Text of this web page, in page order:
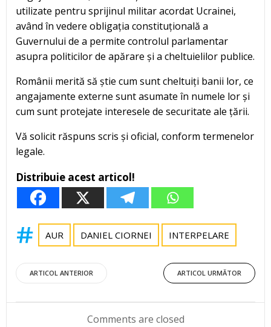
utilizate pentru sprijinul militar acordat Ucrainei,
având în vedere obligația constituțională a
Guvernului de a permite controlul parlamentar
asupra politicilor de apărare și a cheltuielilor publice.
Românii merită să știe cum sunt cheltuiți banii lor, ce
angajamente externe sunt asumate în numele lor și
cum sunt protejate interesele de securitate ale țării.
Vă solicit răspuns scris și oficial, conform termenelor
legale.
Distribuie acest articol!
AUR DANIEL CIORNEI INTERPELARE
Post
navigation
ARTICOL ANTERIOR
Post
navigation
ARTICOL URMĂTOR
Comments are closed